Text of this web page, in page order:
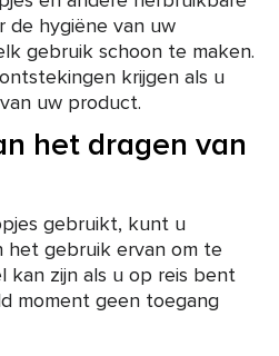
de hygiëne van uw
gebruik schoon te maken.
krijgen als u
uw product.
het dragen van
gebruikt, kunt u
het gebruik ervan om te
kan zijn als u op reis bent
moment geen toegang